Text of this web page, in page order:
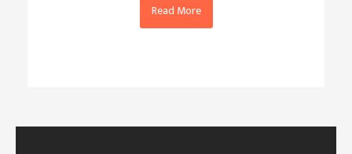
Read More